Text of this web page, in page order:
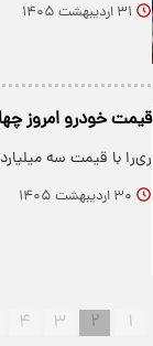
۳۱ اردیبهشت ۱۴۰۵
قیمت خودرو امروز چهارشنبه ۳۰
ری‌را با قیمت سه میلیارد و ۷۰۰ میلیون تومان، گران‌ترین سواری
۳۰ اردیبهشت ۱۴۰۵
۱ ۲ ۳ ۴